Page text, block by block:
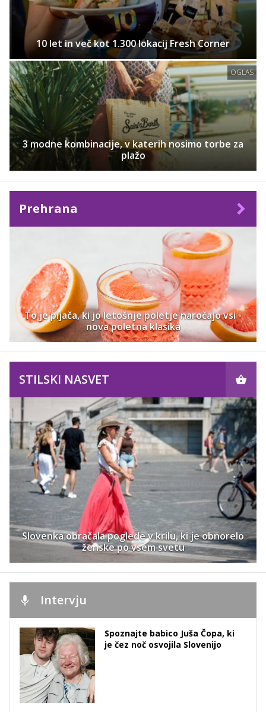
10 let in več kot 1.300 lokacij Fresh Corner
OGLAS
3 modne kombinacije, v katerih nosimo torbe za
plažo
Prehrana
To je pijača, ki jo letošnje poletje naročajo vsi -
nova poletna klasika
STILSKI NASVET
Slovenka obračala poglede v krilu, ki je obnorelo
ženske po vsem svetu
Intervju
Spoznajte babico Juša Čopa, ki
je čez noč osvojila Slovenijo